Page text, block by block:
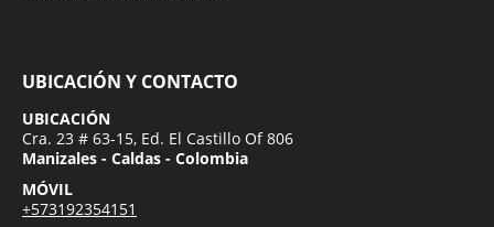
UBICACIÓN Y CONTACTO
UBICACIÓN
Cra. 23 # 63-15, Ed. El Castillo Of 806
Manizales - Caldas - Colombia
MÓVIL
+573192354151